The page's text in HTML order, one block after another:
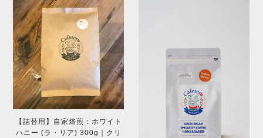
【詰替用】自家焙煎：ホワイト
ハニー (ラ・リア) 300g｜クリ